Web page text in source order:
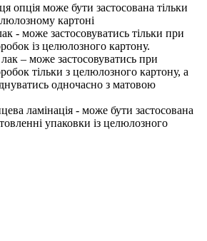
опція може бути застосована тільки
картоні
- може застосовуватись тільки при
із целюлозного картону.
– може застосовуватись при
тільки з целюлозного картону, а
одночасно з матовою
ламінація - може бути застосована
упаковки із целюлозного